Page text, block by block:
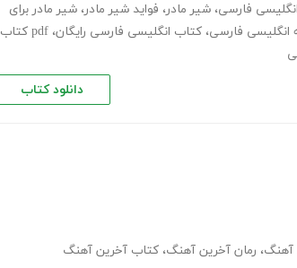
انگلیسی فارسی، شیر مادر، فواید شیر مادر، شیر مادر برای
، کتاب انگلیسی فارسی رایگان،
pdf کتاب
دانلود کتاب
آهنگ، رمان آخرین آهنگ، کتاب آخرین آهنگ